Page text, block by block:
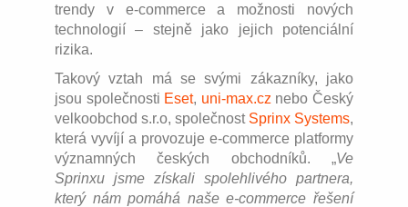
trendy v e-commerce a možnosti nových
technologií – stejně jako jejich potenciální
rizika.
Takový vztah má se svými zákazníky, jako
jsou společnosti Eset, uni-max.cz nebo Český
velkoobchod s.r.o, společnost Sprinx Systems,
která vyvíjí a provozuje e-commerce platformy
významných českých obchodníků. „Ve
Sprinxu jsme získali spolehlivého partnera,
který nám pomáhá naše e-commerce řešení